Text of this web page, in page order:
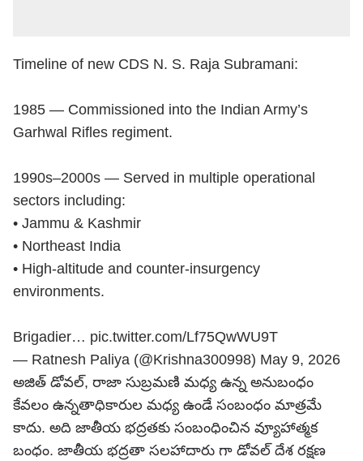
Timeline of new CDS N. S. Raja Subramani:
1985 — Commissioned into the Indian Army’s
Garhwal Rifles regiment.
1990s–2000s — Served in multiple operational
sectors including:
• Jammu & Kashmir
• Northeast India
• High-altitude and counter-insurgency
environments.
Brigadier… pic.twitter.com/Lf75QwWU9T
— Ratnesh Paliya (@Krishna300998) May 9, 2026
అజిత్ డోవల్, రాజా సుబ్రమణి మధ్య ఉన్న అనుబంధం
కేవలం ఉన్నతాధికారుల మధ్య ఉండే సంబంధం మాత్రమే
కాదు. అది జాతీయ భద్రతకు సంబంధించిన వ్యూహాత్మక
బంధం. జాతీయ భద్రతా సలహాదారు గా డోవల్ దేశ రక్షణ